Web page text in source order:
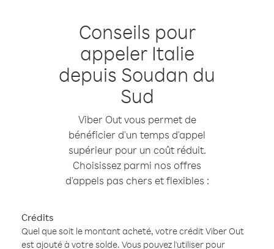
Conseils pour
appeler Italie
depuis Soudan du
Sud
Viber Out vous permet de
bénéficier d'un temps d'appel
supérieur pour un coût réduit.
Choisissez parmi nos offres
d'appels pas chers et flexibles :
Crédits
Quel que soit le montant acheté, votre crédit Viber Out
est ajouté à votre solde. Vous pouvez l'utiliser pour